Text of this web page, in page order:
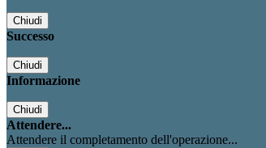
Chiudi
Successo
Chiudi
Informazione
Chiudi
Attendere...
Attendere il completamento dell'operazione...